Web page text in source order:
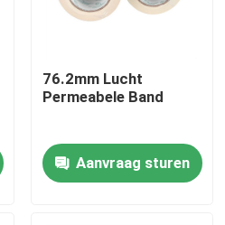
76.2mm Lucht
Permeabele Band
Aanvraag sturen